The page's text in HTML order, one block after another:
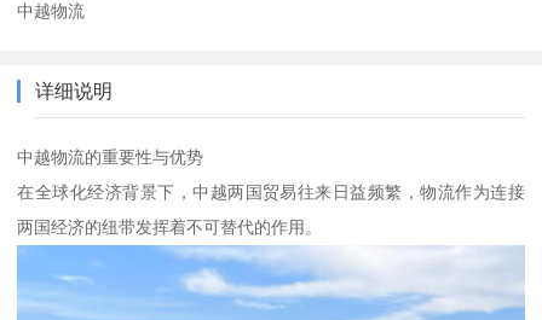
中越物流
详细说明
中越物流的重要性与优势
在全球化经济背景下，中越两国贸易往来日益频繁，物流作为连接
两国经济的纽带发挥着不可替代的作用。